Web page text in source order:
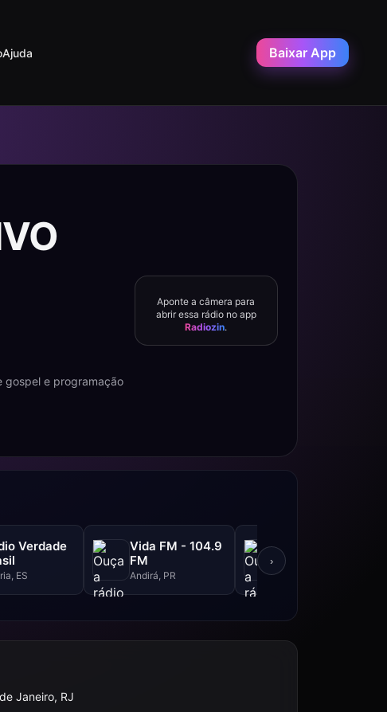
Ajuda Baixar App
gospel e programação
Aponte a câmera para
abrir essa rádio no app
Radiozin.
Verdade
ES
Vida FM - 104.9
FM
Andirá, PR
São Paulo, SP
›
Janeiro, RJ